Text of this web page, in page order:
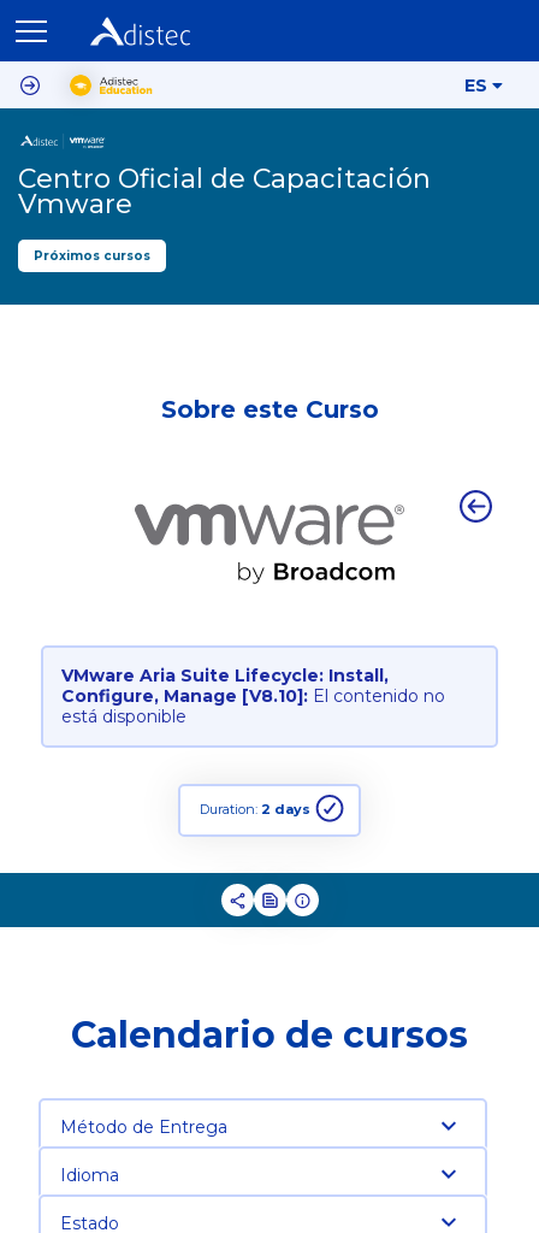
ES
Centro Oficial de Capacitación
Vmware
Próximos cursos
Sobre este Curso
VMware Aria Suite Lifecycle: Install,
Configure, Manage [V8.10]: El contenido no
está disponible
Duration: 2 days
Calendario de cursos
Método de Entrega
Idioma
Estado